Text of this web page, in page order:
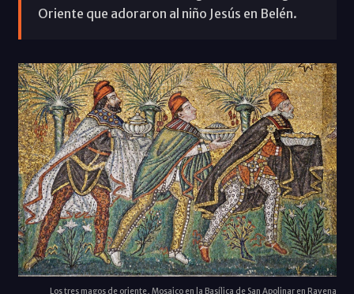
Oriente que adoraron al niño Jesús en Belén.
Los tres magos de oriente, Mosaico en la Basílica de San Apolinar en Ravena